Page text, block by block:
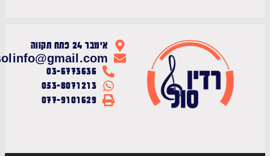
אימבר 24 פתח תקווה
radiosolinfo@gmail.com
03-6773636
053-8071213
077-9101629